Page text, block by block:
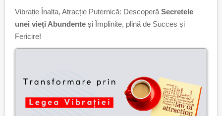
Vibrație Înalta, Atracție Puternică: DescoperăSecretele
unei vieți Abundente și Împlinite, plină de Succes și
Fericire!